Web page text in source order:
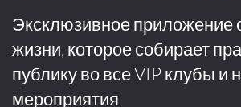
Эксклюзивное приложение
жизни, которое собирает
публику во все VIP клубы и
мероприятия